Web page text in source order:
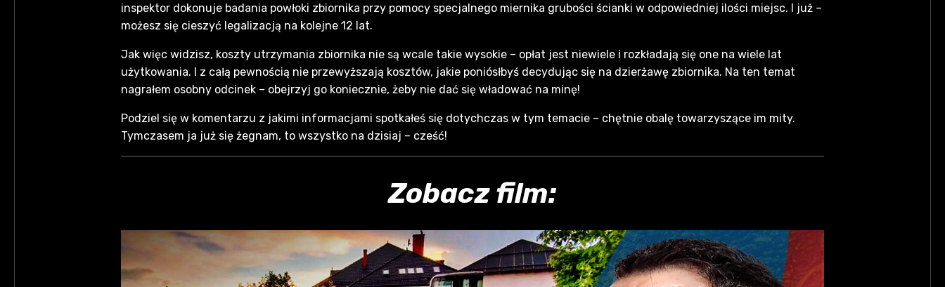
inspektor dokonuje badania powłoki zbiornika przy pomocy specjalnego miernika grubości ścianki w odpowiedniej ilości miejsc. I już –
możesz się cieszyć legalizacją na kolejne 12 lat.
Jak więc widzisz, koszty utrzymania zbiornika nie są wcale takie wysokie – opłat jest niewiele i rozkładają się one na wiele lat
użytkowania. I z całą pewnością nie przewyższają kosztów, jakie poniósłbyś decydując się na dzierżawę zbiornika. Na ten temat
nagrałem osobny odcinek – obejrzyj go koniecznie, żeby nie dać się władować na minę!
Podziel się w komentarzu z jakimi informacjami spotkałeś się dotychczas w tym temacie – chętnie obalę towarzyszące im mity.
Tymczasem ja już się żegnam, to wszystko na dzisiaj – cześć!
Zobacz film: